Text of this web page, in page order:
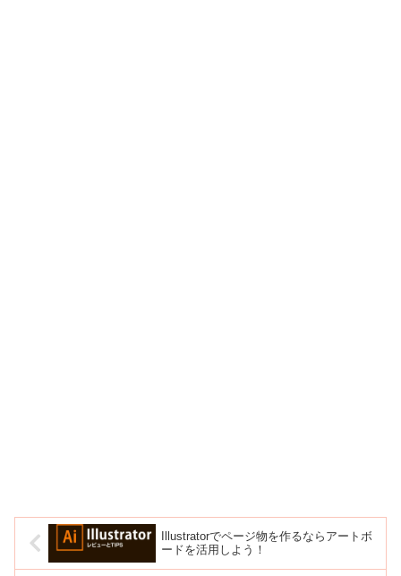
Illustratorでページ物を作るならアートボ
ードを活用しよう！